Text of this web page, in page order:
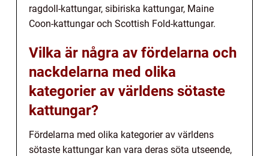
ragdoll-kattungar, sibiriska kattungar, Maine
Coon-kattungar och Scottish Fold-kattungar.
Vilka är några av fördelarna och
nackdelarna med olika
kategorier av världens sötaste
kattungar?
Fördelarna med olika kategorier av världens
sötaste kattungar kan vara deras söta utseende,